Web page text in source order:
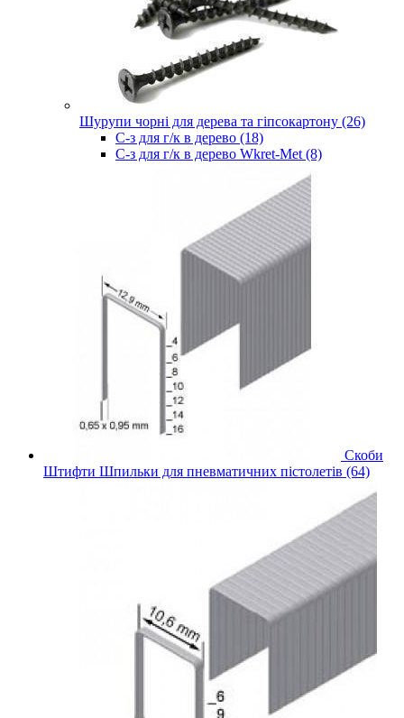
Шурупи чорні для дерева та гіпсокартону (26)
С-з для г/к в дерево (18)
С-з для г/к в дерево Wkret-Met (8)
Скоби
Штифти Шпильки для пневматичних пістолетів (64)